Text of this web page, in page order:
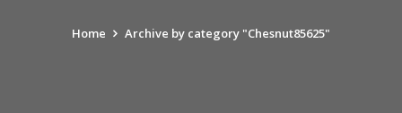
Home Archive by category "Chesnut85625"